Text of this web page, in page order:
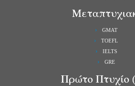
GMAT
TOEFL
IELTS
GRE
Πρώτο Πτυχίο